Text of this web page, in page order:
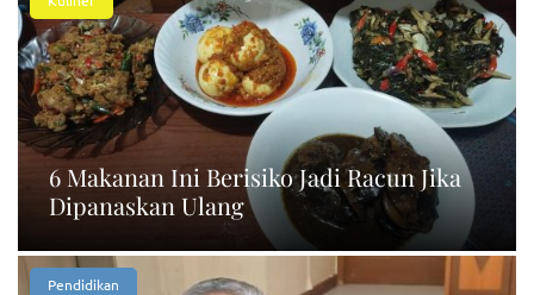
6 Makanan Ini Berisiko Jadi Racun Jika
Dipanaskan Ulang
Pendidikan